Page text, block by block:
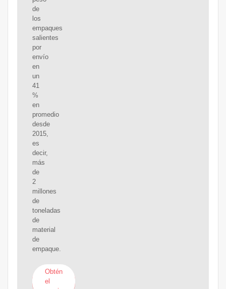
de
los
empaques
salientes
por
envío
en
un
41
%
en
promedio
desde
2015,
es
decir,
más
de
2
millones
de
toneladas
de
material
de
empaque.
Obtén
el